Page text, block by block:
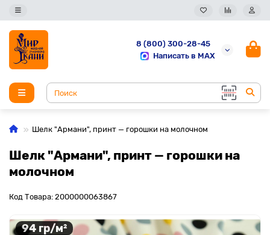
8 (800) 300-28-45
Написать в MAX
Шелк "Армани", принт — горошки на молочном
Шелк "Армани", принт — горошки на
молочном
Код Товара: 2000000063867
94 гр/м²